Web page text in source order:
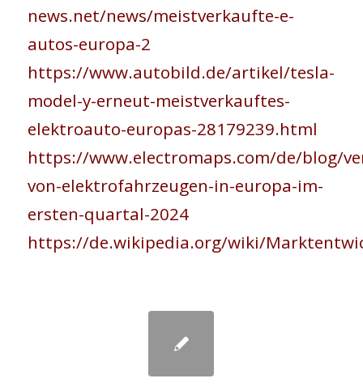
news.net/news/meistverkaufte-e-
autos-europa-2
https://www.autobild.de/artikel/tesla-
model-y-erneut-meistverkauftes-
elektroauto-europas-28179239.html
https://www.electromaps.com/de/blog/
von-elektrofahrzeugen-in-europa-im-
ersten-quartal-2024
https://de.wikipedia.org/wiki/